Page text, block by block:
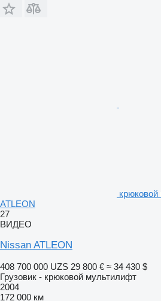
ATLEON
27
ВИДЕО
Nissan ATLEON
408 700 000 UZS 29 800 € ≈ 34 430 $
Грузовик - крюковой мультилифт
2004
172 000 км